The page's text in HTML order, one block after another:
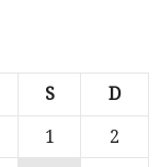
S D
1
2